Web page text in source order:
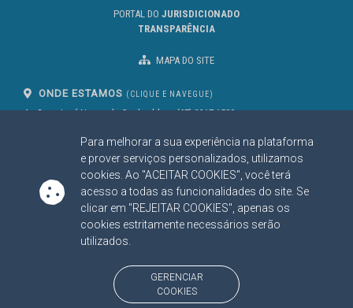
Para melhorar a sua experiência na plataforma
e prover serviços personalizados, utilizamos
cookies. Ao "ACEITAR COOKIES", você terá
acesso a todas as funcionalidades do site. Se
clicar em "REJEITAR COOKIES", apenas os
cookies estritamente necessários serão
utilizados.
GERENCIAR
COOKIES
PORTAL DO JURISDICIONADO
TRANSPARÊNCIA
MAPA DO SITE
ONDE ESTAMOS (CLIQUE E NAVEGUE)
Av. Des. José Nunes da Cunha, bloco
Campo Grande/MS
CEP: 79031-310
(67) 3317-1500
SIGA NOSSAS REDES SOCIAIS
Linked InYoutube
Facebook
X
BAIXE NOSSO APLICATIVO